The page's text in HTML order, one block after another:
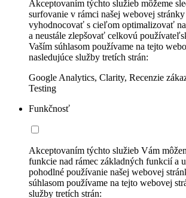
Akceptovaním týchto služieb môžeme
surfovanie v rámci našej webovej
vyhodnocovať s cieľom optimalizovať
a neustále zlepšovať celkovú
Vaším súhlasom používame na tejto
nasledujúce služby tretích strán:
Google Analytics, Clarity, Recenzie
Testing
Funkčnosť
Akceptovaním týchto služieb Vám
funkcie nad rámec základných funkcií a
pohodlné používanie našej webovej
súhlasom používame na tejto webovej
služby tretích strán: